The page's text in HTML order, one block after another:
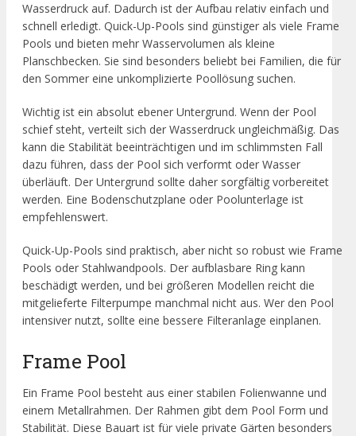
Wasserdruck auf. Dadurch ist der Aufbau relativ einfach und
schnell erledigt. Quick-Up-Pools sind günstiger als viele Frame
Pools und bieten mehr Wasservolumen als kleine
Planschbecken. Sie sind besonders beliebt bei Familien, die für
den Sommer eine unkomplizierte Poollösung suchen.
Wichtig ist ein absolut ebener Untergrund. Wenn der Pool
schief steht, verteilt sich der Wasserdruck ungleichmäßig. Das
kann die Stabilität beeinträchtigen und im schlimmsten Fall
dazu führen, dass der Pool sich verformt oder Wasser
überläuft. Der Untergrund sollte daher sorgfältig vorbereitet
werden. Eine Bodenschutzplane oder Poolunterlage ist
empfehlenswert.
Quick-Up-Pools sind praktisch, aber nicht so robust wie Frame
Pools oder Stahlwandpools. Der aufblasbare Ring kann
beschädigt werden, und bei größeren Modellen reicht die
mitgelieferte Filterpumpe manchmal nicht aus. Wer den Pool
intensiver nutzt, sollte eine bessere Filteranlage einplanen.
Frame Pool
Ein Frame Pool besteht aus einer stabilen Folienwanne und
einem Metallrahmen. Der Rahmen gibt dem Pool Form und
Stabilität. Diese Bauart ist für viele private Gärten besonders